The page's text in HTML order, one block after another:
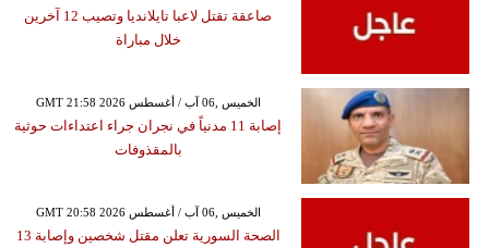
صاعقة تقتل لاعبا تايلانديا وتصيب 12 آخرين
خلال مباراة
GMT 21:58 2026 الخميس ,06 آب / أغسطس
إصابة 11 مدنياً في نجران جراء اعتداءات حوثية
بالمقذوفات
GMT 20:58 2026 الخميس ,06 آب / أغسطس
الصحة السورية تعلن مقتل شخصين وإصابة 13